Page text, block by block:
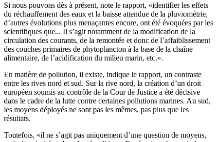
Si nous pouvons dès à présent, note le rapport, «identifier les effets
du réchauffement des eaux et la baisse attendue de la pluviométrie,
d’autres évolutions plus menaçantes encore, ont été évoquées par les
scientifiques que... Il s’agit notamment de la modification de la
circulation des courants, de la remontée et donc de l’affaiblissement
des couches primaires de phytoplancton à la base de la chaîne
alimentaire, de l’acidification du milieu marin, etc.».
En matière de pollution, il existe, indique le rapport, un contraste
entre les rives nord et sud. Sur la rive nord, la création d’un droit
européen soumis au contrôle de la Cour de Justice a été décisive
dans le cadre de la lutte contre certaines pollutions marines. Au sud,
les moyens déployés ne sont pas les mêmes, pas plus que les
résultats.
Toutefois, «il ne s’agit pas uniquement d’une question de moyens,